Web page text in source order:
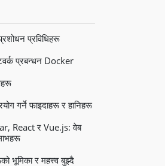
प्रविधिहरू
प्रबन्धन Docker
गर्ने फाइदाहरू र हानिहरू
React र Vue.js: वेब
भूमिका र महत्त्व बुझ्दै